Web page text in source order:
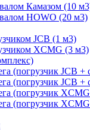
Камазом (10
HOWO (20 м3)
JCB (1 м3)
XCMG (3 м3)
(погрузчик JCB +
(погрузчик JCB +
(погрузчик
(погрузчик